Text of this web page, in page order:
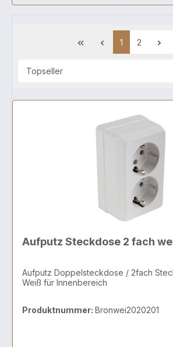
1 2
Aufputz Doppelsteckdose / 2fach
Weiß für Innenbereich
Produktnummer: Bronwei2020201